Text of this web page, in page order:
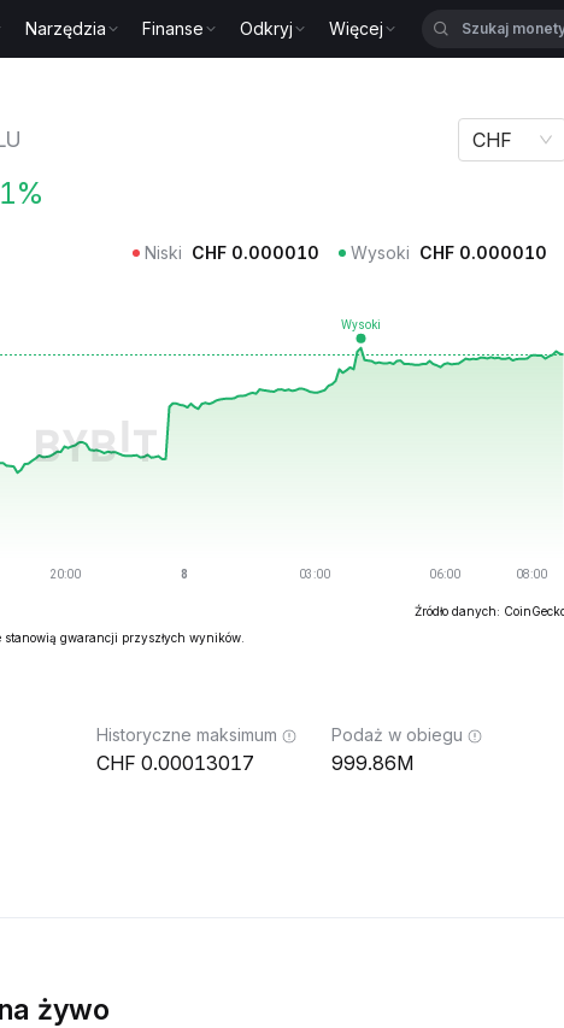
Narzędzia Finanse Odkryj Więcej
CHF
Niski CHF 0.000010 Wysoki CHF 0.000010
Źródło danych:
gwarancji przyszłych wyników.
Historyczne maksimum
0.00013017
Podaż w obiegu
999.86M
żywo